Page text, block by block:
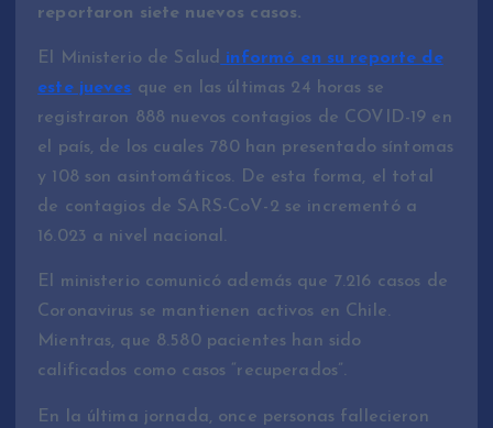
reportaron siete nuevos casos.
El Ministerio de Salud informó en su reporte de
este jueves que en las últimas 24 horas se
registraron 888 nuevos contagios de COVID-19 en
el país, de los cuales 780 han presentado síntomas
y 108 son asintomáticos. De esta forma, el total
de contagios de SARS-CoV-2 se incrementó a
16.023 a nivel nacional.
El ministerio comunicó además que 7.216 casos de
Coronavirus se mantienen activos en Chile.
Mientras, que 8.580 pacientes han sido
calificados como casos “recuperados”.
En la última jornada, once personas fallecieron